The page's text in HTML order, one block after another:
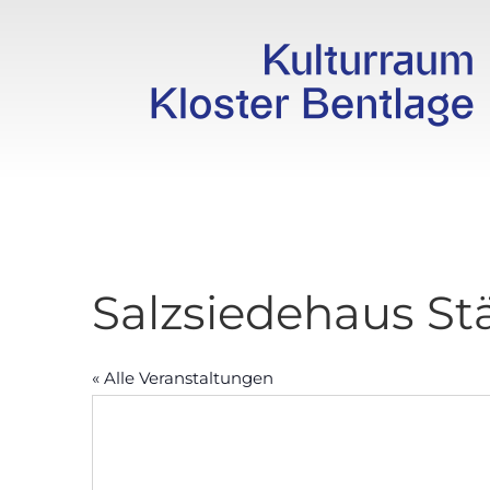
Salzsiedehaus
« Alle Veranstaltungen